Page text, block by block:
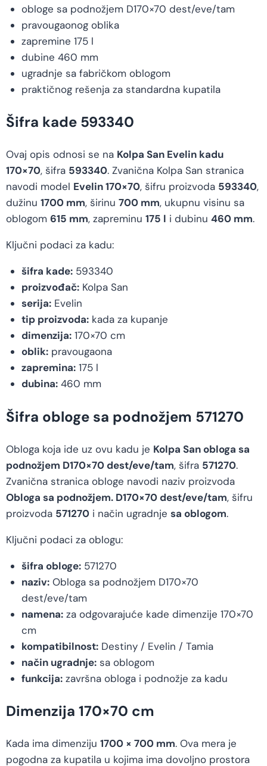
obloge sa podnožjem D170×70 dest/eve/tam
pravougaonog oblika
zapremine 175 l
dubine 460 mm
ugradnje sa fabričkom oblogom
praktičnog rešenja za standardna kupatila
Šifra kade 593340
Ovaj opis odnosi se na Kolpa San Evelin kadu
170×70, šifra 593340. Zvanična Kolpa San stranica
navodi model Evelin 170×70, šifru proizvoda 593340,
dužinu 1700 mm, širinu 700 mm, ukupnu visinu sa
oblogom 615 mm, zapreminu 175 l i dubinu 460 mm.
Ključni podaci za kadu:
šifra kade:593340
proizvođač:Kolpa San
serija:Evelin
tip proizvoda:kada za kupanje
dimenzija:170×70 cm
oblik:pravougaona
zapremina:175 l
dubina:460 mm
Šifra obloge sa podnožjem 571270
Obloga koja ide uz ovu kadu je Kolpa San obloga sa
podnožjem D170×70 dest/eve/tam, šifra 571270.
Zvanična stranica obloge navodi naziv proizvoda
Obloga sa podnožjem. D170×70 dest/eve/tam, šifru
proizvoda 571270 i način ugradnje sa oblogom.
Ključni podaci za oblogu:
šifra obloge:571270
naziv:Obloga sa podnožjem D170×70
dest/eve/tam
namena:za odgovarajuće kade dimenzije 170×70
cm
kompatibilnost:Destiny / Evelin / Tamia
način ugradnje:sa oblogom
funkcija:završna obloga i podnožje za kadu
Dimenzija 170×70 cm
Kada ima dimenziju 1700 × 700 mm. Ova mera je
pogodna za kupatila u kojima ima dovoljno prostora